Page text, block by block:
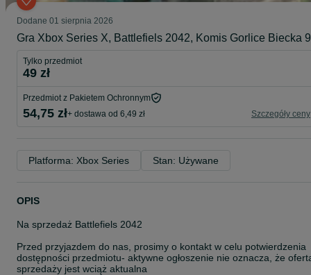
Dodane 01 sierpnia 2026
Gra Xbox Series X, Battlefiels 2042, Komis Gorlice Biecka 9
Tylko przedmiot
49 zł
Przedmiot z Pakietem Ochronnym
54,75 zł+ dostawa od 6,49 zł Szczegóły ceny
Platforma: Xbox Series Stan: Używane
OPIS
Na sprzedaż Battlefiels 2042
Przed przyjazdem do nas, prosimy o kontakt w celu potwierdzenia
dostępności przedmiotu- aktywne ogłoszenie nie oznacza, że
sprzedaży jest wciąż aktualna